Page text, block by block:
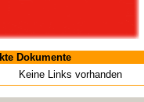
Dokumente
Keine Links vorhanden